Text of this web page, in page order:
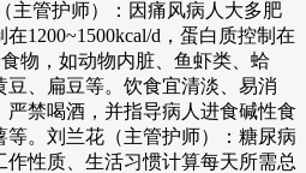
主管护师）：因痛风病人大多肥
1200~1500kcal/d，蛋白质控制在
物，如动物内脏、鱼虾类、蛤
、扁豆等。饮食宜清淡、易消
禁喝酒，并指导病人进食碱性食
。刘兰花（主管护师）：糖尿病
性质、生活习惯计算每天所需总